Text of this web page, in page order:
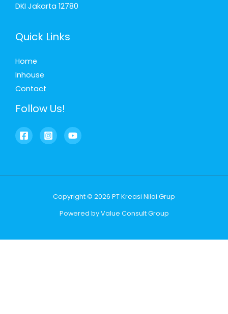
DKI Jakarta 12780
Quick Links
Home
Inhouse
Contact
Follow Us!
Copyright © 2026 PT Kreasi Nilai Grup
Powered by Value Consult Group